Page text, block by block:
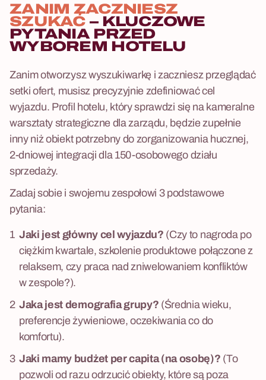
ZANIM ZACZNIESZ
SZUKAĆ – KLUCZOWE
PYTANIA PRZED
WYBOREM HOTELU
Zanim otworzysz wyszukiwarkę i zaczniesz przeglądać
setki ofert, musisz precyzyjnie zdefiniować cel
wyjazdu. Profil hotelu, który sprawdzi się na kameralne
warsztaty strategiczne dla zarządu, będzie zupełnie
inny niż obiekt potrzebny do zorganizowania hucznej,
2-dniowej integracji dla 150-osobowego działu
sprzedaży.
Zadaj sobie i swojemu zespołowi 3 podstawowe
pytania:
Jaki jest główny cel wyjazdu? (Czy to nagroda po
ciężkim kwartale, szkolenie produktowe połączone z
relaksem, czy praca nad zniwelowaniem konfliktów
w zespole?).
Jaka jest demografia grupy? (Średnia wieku,
preferencje żywieniowe, oczekiwania co do
komfortu).
Jaki mamy budżet per capita (na osobę)? (To
pozwoli od razu odrzucić obiekty, które są poza